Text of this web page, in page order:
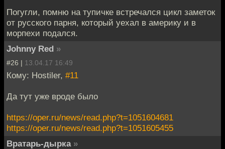
Погугли, помню на тупичке встречался цикл заметок
от русского парня, который уехал в америку и в
морпехи подался.
Johnny Red »
#26 | 13.04.17 16:49
Кому: Hostiler, #11
Да тут уже вроде было
https://oper.ru/news/read.php?t=1051604681
https://oper.ru/news/read.php?t=1051605455
Вратарь-дырка »